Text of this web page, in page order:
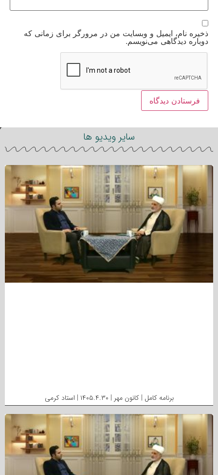
ذخیره نام، ایمیل و وبسایت من در مرورگر برای زمانی که
دوباره دیدگاهی می‌نویسم.
سایر ویدیو ها
برنامه کامل | کانون مهر | ۱۴۰۵.۴.۳۰ | استاد کرمی